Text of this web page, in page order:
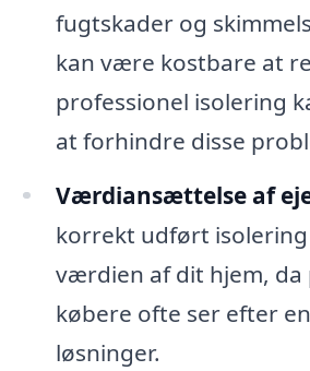
fugtskader og
kan være kostbare at
professionel isolering
at forhindre disse
Værdiansættelse af
korrekt udført
værdien af dit hjem, da
købere ofte ser efter
løsninger.